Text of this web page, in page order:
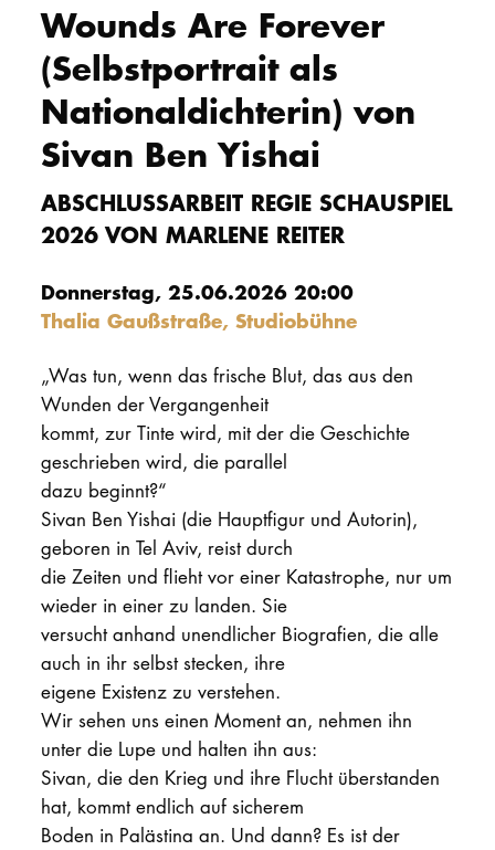
Wounds Are Forever
(Selbstportrait als
Nationaldichterin) von
Sivan Ben Yishai
ABSCHLUSSARBEIT REGIE SCHAUSPIEL
2026 VON MARLENE REITER
Donnerstag, 25.06.2026 20:00
Thalia Gaußstraße, Studiobühne
„Was tun, wenn das frische Blut, das aus den
Wunden der Vergangenheit
kommt, zur Tinte wird, mit der die Geschichte
geschrieben wird, die parallel
dazu beginnt?“
Sivan Ben Yishai (die Hauptfigur und Autorin),
geboren in Tel Aviv, reist durch
die Zeiten und flieht vor einer Katastrophe, nur um
wieder in einer zu landen. Sie
versucht anhand unendlicher Biografien, die alle
auch in ihr selbst stecken, ihre
eigene Existenz zu verstehen.
Wir sehen uns einen Moment an, nehmen ihn
unter die Lupe und halten ihn aus:
Sivan, die den Krieg und ihre Flucht überstanden
hat, kommt endlich auf sicherem
Boden in Palästina an. Und dann? Es ist der
Intranet
Online-